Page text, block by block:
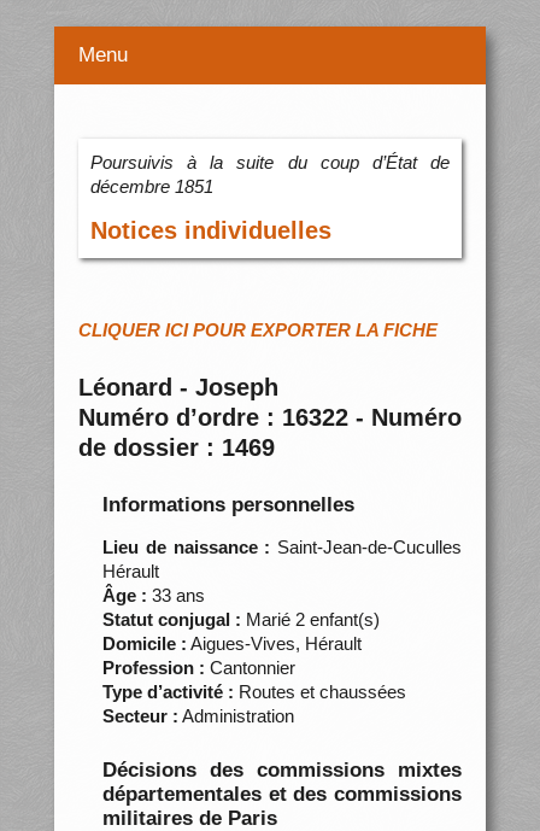
Menu
Poursuivis à la suite du coup d’État de
décembre 1851
Notices individuelles
CLIQUER ICI POUR EXPORTER LA FICHE
Léonard - Joseph
Numéro d’ordre : 16322 - Numéro
de dossier : 1469
Informations personnelles
Lieu de naissance : Saint-Jean-de-Cuculles
Hérault
Âge : 33 ans
Statut conjugal : Marié 2 enfant(s)
Domicile : Aigues-Vives, Hérault
Profession : Cantonnier
Type d’activité : Routes et chaussées
Secteur : Administration
Décisions des commissions mixtes
départementales et des commissions
militaires de Paris